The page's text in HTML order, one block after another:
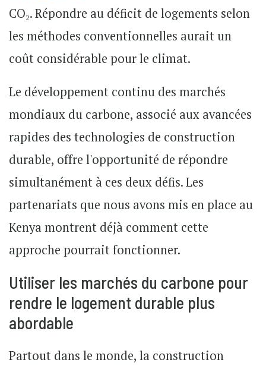
CO₂. Répondre au déficit de logements selon
les méthodes conventionnelles aurait un
coût considérable pour le climat.
Le développement continu des marchés
mondiaux du carbone, associé aux avancées
rapides des technologies de construction
durable, offre l'opportunité de répondre
simultanément à ces deux défis. Les
partenariats que nous avons mis en place au
Kenya montrent déjà comment cette
approche pourrait fonctionner.
Utiliser les marchés du carbone pour
rendre le logement durable plus
abordable
Partout dans le monde, la construction